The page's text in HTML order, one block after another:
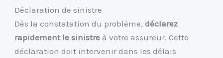
Déclaration de sinistre
Dès la constatation du problème,déclarez
rapidement le sinistre à votre assureur. Cette
déclaration doit intervenir dans les délais